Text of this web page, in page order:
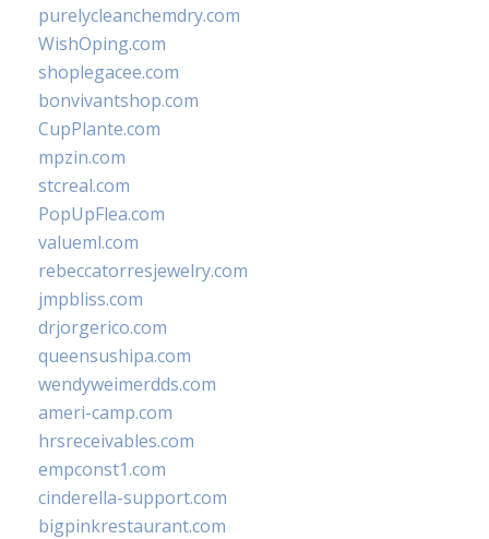
purelycleanchemdry.com
WishOping.com
shoplegacee.com
bonvivantshop.com
CupPlante.com
mpzin.com
stcreal.com
PopUpFlea.com
valueml.com
rebeccatorresjewelry.com
jmpbliss.com
drjorgerico.com
queensushipa.com
wendyweimerdds.com
ameri-camp.com
hrsreceivables.com
empconst1.com
cinderella-support.com
bigpinkrestaurant.com